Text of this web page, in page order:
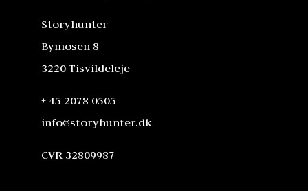
Storyhunter
Bymosen 8
3220 Tisvildeleje
+ 45 2078 0505
info@storyhunter.dk
CVR 32809987